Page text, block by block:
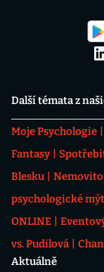
Další témata z
Moje Psychologie
Fantasy
Blesku
psychologické
ONLINE
vs. Pudilová
Aktuálně